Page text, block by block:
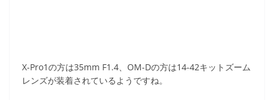
X-Pro1の方は35mm F1.4、OM-Dの方は14-42キットズーム
レンズが装着されているようですね。